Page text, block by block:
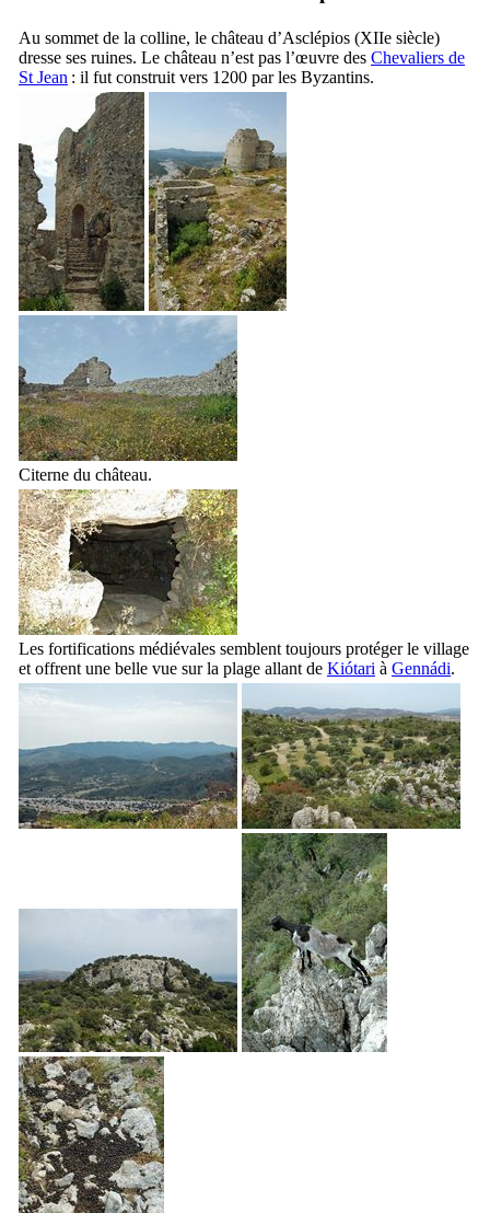
Au sommet de la colline, le château d’Asclépios (XIIe siècle)
dresse ses ruines. Le château n’est pas l’œuvre des Chevaliers de
St Jean : il fut construit vers 1200 par les Byzantins.
Citerne du château.
Les fortifications médiévales semblent toujours protéger le village
et offrent une belle vue sur la plage allant de Kiótari à Gennádi.